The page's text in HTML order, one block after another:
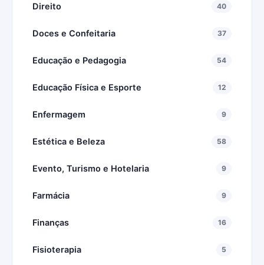
Direito 40
Doces e Confeitaria 37
Educação e Pedagogia 54
Educação Física e Esporte 12
Enfermagem 9
Estética e Beleza 58
Evento, Turismo e Hotelaria 9
Farmácia 9
Finanças 16
Fisioterapia 5